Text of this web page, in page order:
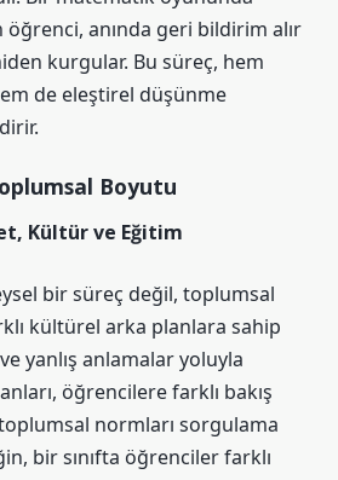
öğrenci, anında geri bildirim alır
kurgular. Bu süreç, hem
de eleştirel düşünme
Boyutu
Kültür ve Eğitim
bir süreç değil, toplumsal
kültürel arka planlara sahip
yanlış anlamalar yoluyla
öğrencilere farklı bakış
toplumsal normları sorgulama
bir sınıfta öğrenciler farklı